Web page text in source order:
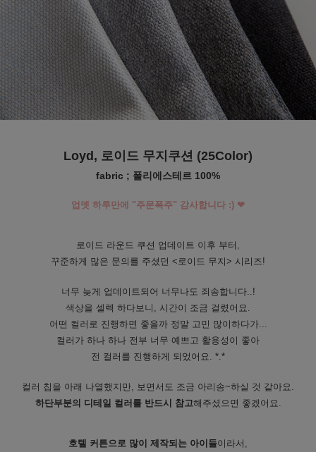
Loyd, 로이드 무지쿠션 (25Color)
fabric ; 폴리에스테르 100%
업뎃 하루만에 "주문폭주" 감사합니다 :) ❤
로이드 라운드 쿠션 업데이트 이후 부터,
꾸준하게 많은 문의를 주셨던 <로이드 무지> 시리즈!
너무 늦게 업데이트되어 너무나도 죄송합니다..!
색상을 셀렉 하다보니, 시간이 조금 걸렸어요.
어떤 컬러로 진행하면 좋을까 정말 고민 많이하다가...
컬러가 하나 하나 전부 너무 예쁘고 활용성이 좋아
전 컬러를 진행하게 되었어요. *.*
컬러 칩을 아래 나열했지만, 보면서도 조금 아리송~하실 것 같아요.
하단부분의 디테일 컬러를 반드시 참고해주셨으면 좋겠어요.
호텔 커튼으로 많이 제작되는 아이들이라서,